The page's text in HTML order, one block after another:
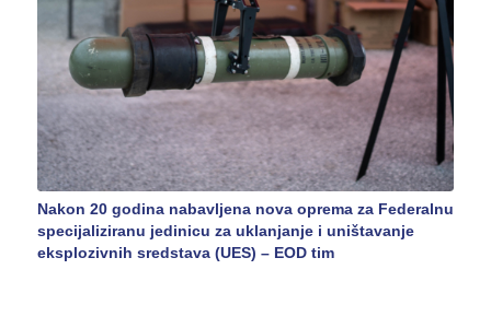
Nakon 20 godina nabavljena nova oprema za Federalnu
specijaliziranu jedinicu za uklanjanje i uništavanje
eksplozivnih sredstava (UES) – EOD tim